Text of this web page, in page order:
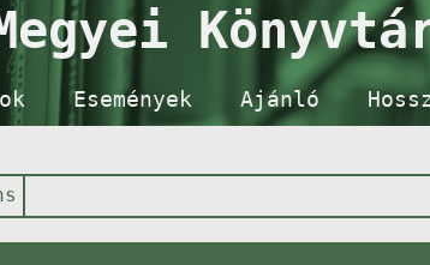
Események Ajánló